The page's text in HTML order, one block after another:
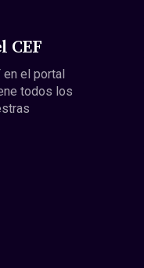
CEF
en el portal
todos los